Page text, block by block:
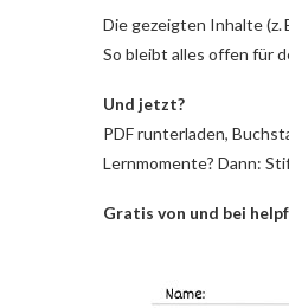
Die gezeigten Inhalte (z.
So bleibt alles offen für
Und jetzt?
PDF runterladen,
Lernmomente? Dann:
Gratis von und bei